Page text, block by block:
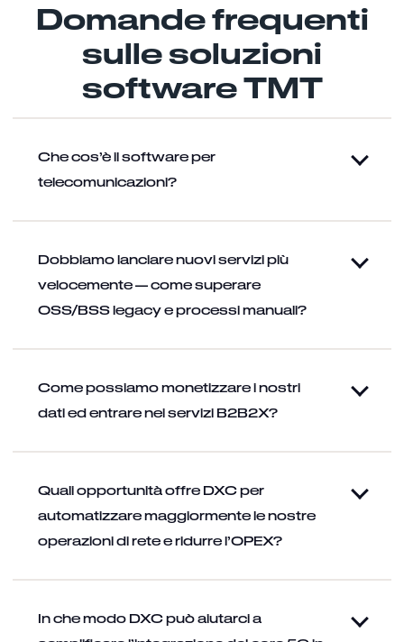
Domande frequenti
sulle soluzioni
software TMT
Che cos’è il software per
telecomunicazioni?
Dobbiamo lanciare nuovi servizi più
velocemente — come superare
OSS/BSS legacy e processi manuali?
Come possiamo monetizzare i nostri
dati ed entrare nei servizi B2B2X?
Quali opportunità offre DXC per
automatizzare maggiormente le nostre
operazioni di rete e ridurre l’OPEX?
In che modo DXC può aiutarci a